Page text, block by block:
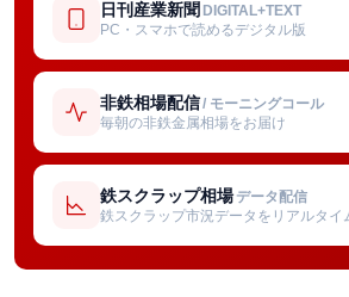
日刊産業新聞 DIGITAL+TEXT
PC・スマホで読めるデジタル版
非鉄相場配信/ モーニングコール
毎朝の非鉄金属相場をお届け
鉄スクラップ相場 データ配信
鉄スクラップ市況データをリアルタイ